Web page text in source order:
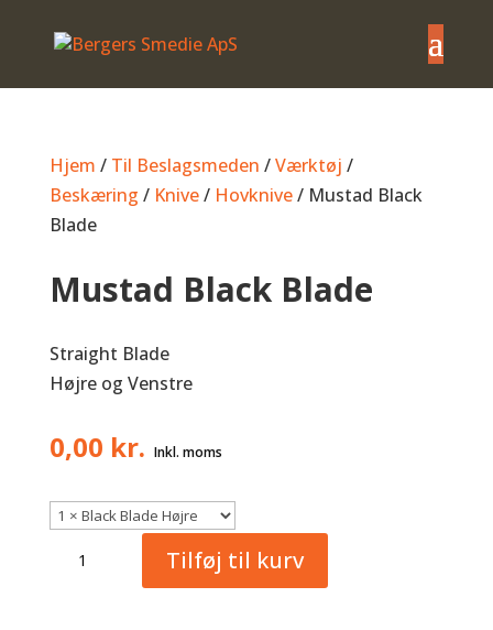
Hjem / Til Beslagsmeden /Værktøj /
Beskæring / Knive/ Hovknive/ Mustad Black
Blade
Mustad Black Blade
Straight Blade
Højre og Venstre
0,00 kr.
Black
Tilføj til kurv